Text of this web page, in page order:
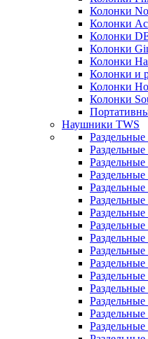
Колонки
Колонки
Колонки
Колонки
Колонки
Колонки и
Колонки
Колонки
Наушники TWS